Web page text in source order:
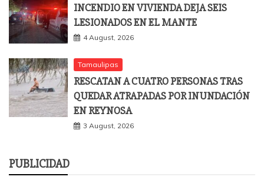
INCENDIO EN VIVIENDA DEJA SEIS
LESIONADOS EN EL MANTE
4 August, 2026
Tamaulipas
RESCATAN A CUATRO PERSONAS TRAS
QUEDAR ATRAPADAS POR INUNDACIÓN
EN REYNOSA
3 August, 2026
PUBLICIDAD